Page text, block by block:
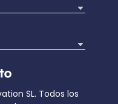
SL. Todos los